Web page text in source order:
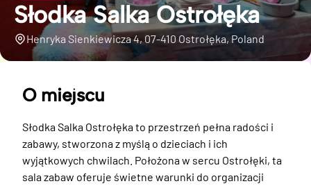
Słodka Salka Ostrołęka
Henryka Sienkiewicza 4, 07-410 Ostrołęka, Poland
O miejscu
Słodka Salka Ostrołęka to przestrzeń pełna radości i
zabawy, stworzona z myślą o dzieciach i ich
wyjątkowych chwilach. Położona w sercu Ostrołęki, ta
sala zabaw oferuje świetne warunki do organizacji